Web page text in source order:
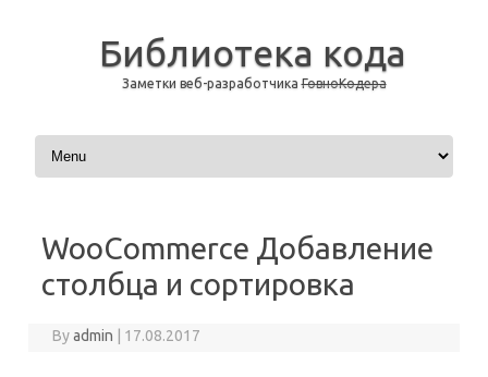
Библиотека кода
Заметки веб-разработчикаГовноКодера
Skip to content
WooCommerce Добавление
столбца и сортировка
Byadmin 17.08.2017